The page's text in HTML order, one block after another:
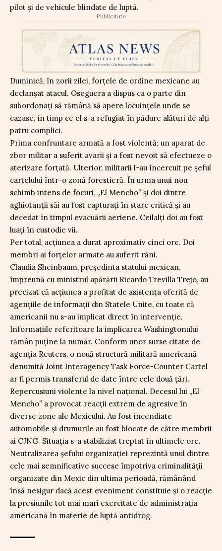
pilot și de vehicule blindate de luptă.
Publicitate
Duminică, în zorii zilei, forțele de ordine mexicane au
declanșat atacul. Oseguera a dispus ca o parte din
subordonați să rămână să apere locuințele unde se
cazase, în timp ce el s-a refugiat în pădure alături de alți
patru complici.
Prima confruntare armată a fost violentă; un aparat de
zbor militar a suferit avarii și a fost nevoit să efectueze o
aterizare forțată. Ulterior, militarii l-au încercuit pe șeful
cartelului într-o zonă forestieră. În urma unui nou
schimb intens de focuri, „El Mencho” și doi dintre
aghiotanții săi au fost capturați în stare critică și au
decedat în timpul evacuării aeriene. Ceilalți doi au fost
luați în custodie vii.
Per total, acțiunea a durat aproximativ cinci ore. Doi
membri ai forțelor armate au suferit răni.
Claudia Sheinbaum, președinta statului mexican,
împreună cu ministrul apărării Ricardo Trevilla Trejo, au
precizat că acțiunea a profitat de asistența oferită de
agențiile de informații din Statele Unite, cu toate că
americanii nu s-au implicat direct în intervenție.
Informațiile referitoare la implicarea Washingtonului
rămân puține la număr. Conform unor surse citate de
agenția Reuters, o nouă structură militară americană
denumită Joint Interagency Task Force-Counter Cartel
ar fi permis transferul de date între cele două țări.
Repercusiuni violente la nivel național. Decesul lui „El
Mencho” a provocat reacții extrem de agresive în
diverse zone ale Mexicului. Au fost incendiate
automobile și drumurile au fost blocate de către membrii
ai CJNG. Situația s-a stabiliziat treptat în ultimele ore.
Neutralizarea șefului organizației reprezintă unul dintre
cele mai semnificative succese împotriva criminalității
organizate din Mexic din ultima perioadă, rămânând
însă nesigur dacă acest eveniment constituie și o reacție
la presiunile tot mai mari exercitate de administrația
americană în materie de luptă antidrog.